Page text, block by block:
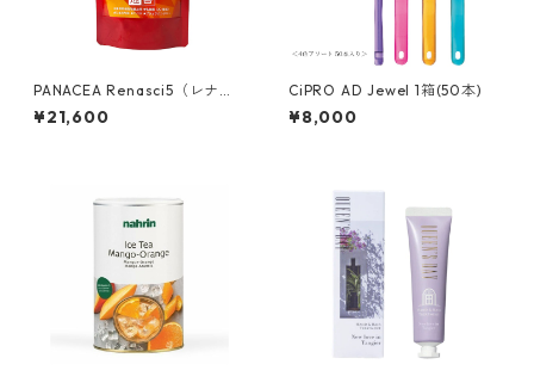
PANACEA Renasci5（レナシ
ーファイブ)
¥21,600
CiPRO AD Jewel 1箱(50本)
¥8,000